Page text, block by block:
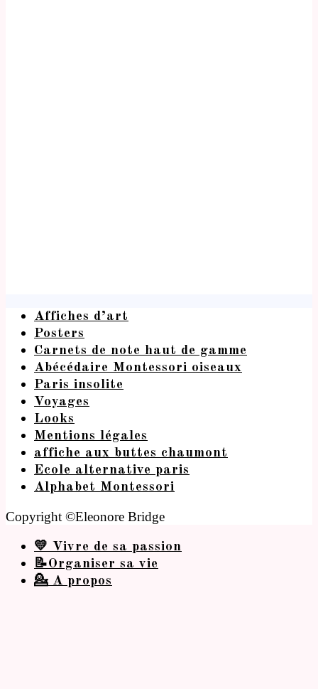
Affiches d’art
Posters
Carnets de note haut de gamme
Abécédaire Montessori oiseaux
Paris insolite
Voyages
Looks
Mentions légales
affiche aux buttes chaumont
Ecole alternative paris
Alphabet Montessori
Copyright ©Eleonore Bridge
💛 Vivre de sa passion
📝Organiser sa vie
💁 A propos